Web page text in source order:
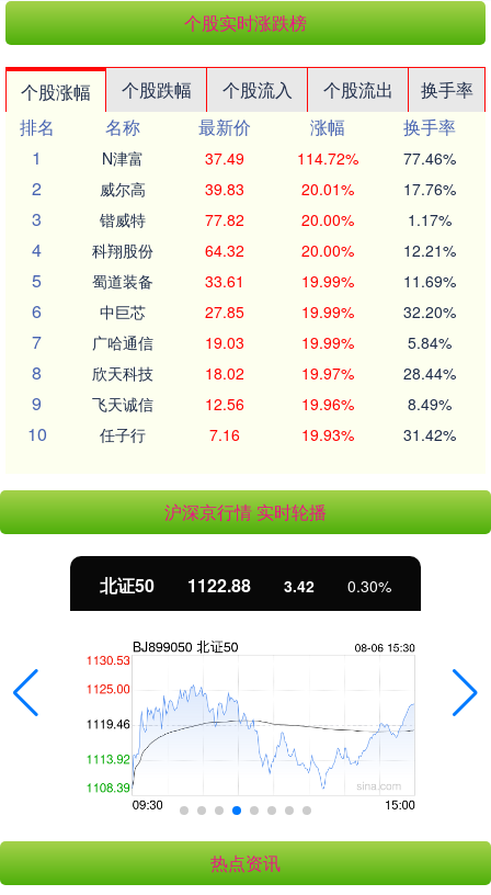
个股实时涨跌榜
个股涨幅 个股跌幅 个股流入 个股流出
换手率
排名
名称 最新价 涨幅
换手率
1
N津富 37.49 114.72% 77.46%
2 威尔高 39.83 20.01% 17.76%
3 锴威特 77.82 20.00% 1.17%
4 科翔股份 64.32 20.00% 12.21%
5 蜀道装备 33.61 19.99% 11.69%
6 中巨芯 27.85 19.99% 32.20%
7 广哈通信 19.03 19.99% 5.84%
8 欣天科技 18.02 19.97% 28.44%
9 飞天诚信 12.56 19.96% 8.49%
10 任子行 7.16 19.93% 31.42%
沪深京行情 实时轮播
北证50 1122.88 3.42 0.30%
热点资讯